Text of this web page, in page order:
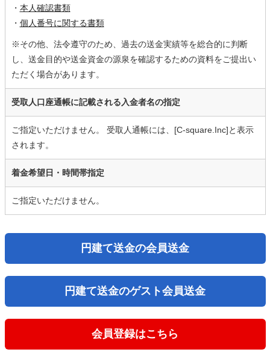
・ 本人確認書類
・ 個人番号に関する書類
※その他、法令遵守のため、過去の送金実績等を総合的に判断
し、送金目的や送金資金の源泉を確認するための資料をご提出い
ただく場合があります。
受取人口座通帳に記載される入金者名の指定
ご指定いただけません。 受取人通帳には、[C-square.Inc]と表示
されます。
着金希望日・時間帯指定
ご指定いただけません。
円建て送金の会員送金
円建て送金のゲスト会員送金
会員登録はこちら